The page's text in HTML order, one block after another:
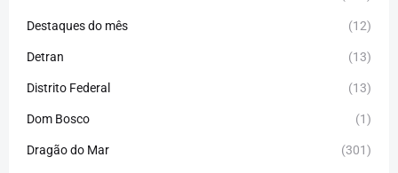
Destaques do mês (12)
Detran (13)
Distrito Federal (13)
Dom Bosco (1)
Dragão do Mar (301)